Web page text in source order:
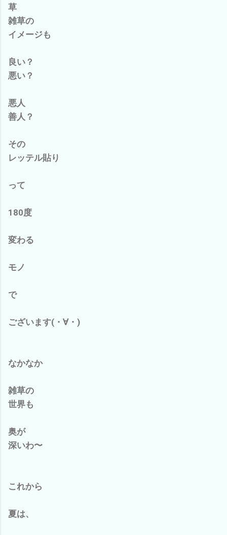
草
雑草の
イメージも
良い？
悪い？
悪人
善人？
その
レッテル貼り
って
180度
変わる
モノ
で
ございます(・∀・)
なかなか
雑草の
世界も
奥が
深いわ〜
これから
夏は、